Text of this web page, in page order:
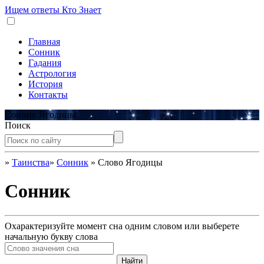
Ищем ответы Кто Знает
Главная
Сонник
Гадания
Астрология
История
Контакты
Сонник Ягодицы
Поиск
» Таинства» Сонник » Слово Ягодицы
Сонник
Охарактеризуйте момент сна одним словом или выберете
начальную букву слова